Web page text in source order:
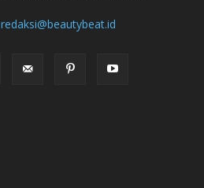
redaksi@beautybeat.id